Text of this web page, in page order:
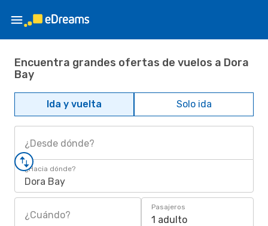
Encuentra grandes ofertas de vuelos a Dora
Bay
Ida y vuelta Solo ida
¿Desde dónde?
¿Hacia dónde?
Dora Bay
¿Cuándo?
Pasajeros
1 adulto